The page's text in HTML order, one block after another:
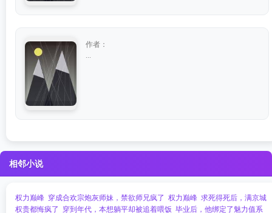
作者：
相邻小说
权力巅峰 穿成合欢宗炮灰师妹，禁欲师兄疯了 权力巅峰 求死得死后，满京城
权贵都悔疯了 穿到年代，本想躺平却被追着喂饭 毕业后，他绑定了魅力值系